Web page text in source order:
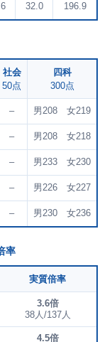
32.0 196.9
社会
50点
四科
300点
– 男208 女219
– 男208 女218
– 男233 女230
– 男226 女227
– 男230 女236
率
実質倍率
3.6倍
38人/137人
4.5倍